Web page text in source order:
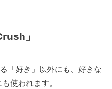
」
「好き」以外にも、好きな
使われます。